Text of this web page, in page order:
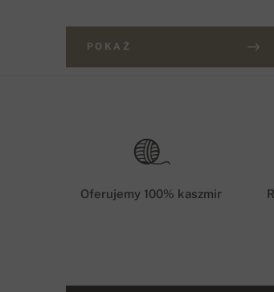
POKAŻ
Oferujemy 100% kaszmir